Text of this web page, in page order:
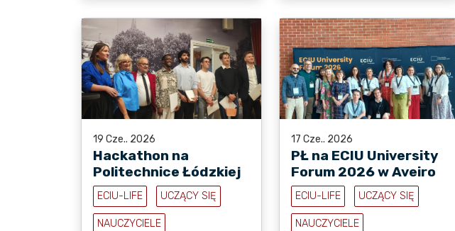
19 Cze.. 2026
Hackathon na
Politechnice Łódzkiej
ECIU-LIFE UCZĄCY SIĘ
NAUCZYCIELE
17 Cze.. 2026
PŁ na ECIU University
Forum 2026 w Aveiro
ECIU-LIFE UCZĄCY SIĘ
NAUCZYCIELE